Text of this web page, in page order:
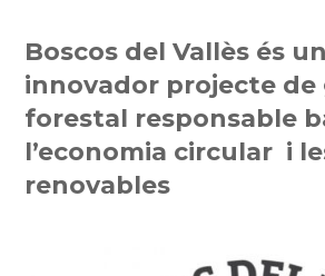
Boscos del Vallès és un
innovador projecte de
forestal responsable
l’economia circular i
renovables